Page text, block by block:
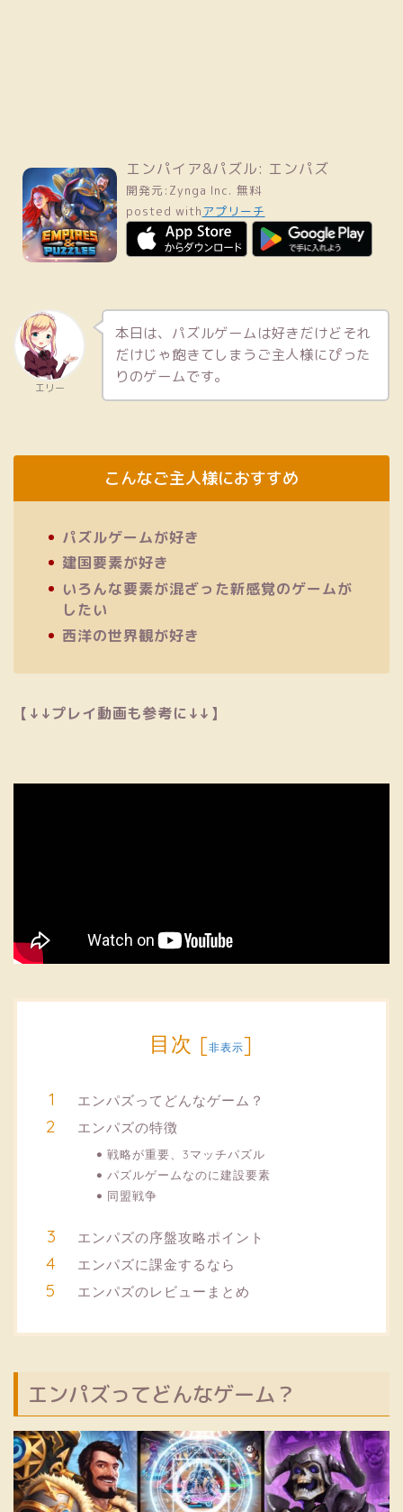
エンパイア&パズル: エンパズ
開発元: Zynga Inc. 無料
posted with アプリーチ
エリー
本日は、パズルゲームは好きだけどそれ
だけじゃ飽きてしまうご主人様にぴった
りのゲームです。
こんなご主人様におすすめ
パズルゲームが好き
建国要素が好き
いろんな要素が混ざった新感覚のゲームが
したい
西洋の世界観が好き
【↓↓プレイ動画も参考に↓↓】
目次 [非表示]
エンパズってどんなゲーム？
エンパズの特徴
戦略が重要、3マッチパズル
パズルゲームなのに建設要素
同盟戦争
エンパズの序盤攻略ポイント
エンパズに課金するなら
エンパズのレビューまとめ
エンパズってどんなゲーム？